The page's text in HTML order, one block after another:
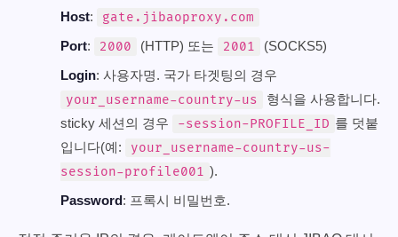
Host:
gate.jibaoproxy.com
Port: 2000 (HTTP) 또는 2001
(SOCKS5)
Login: 사용자명. 국가 타겟팅의 경우
your_username-country-us
형식을 사용합니다.
sticky 세션의 경우
-session-PROFILE_ID 를 덧붙
입니다(예:
your_username-country-us-
session-profile001 ).
Password: 프록시 비밀번호.